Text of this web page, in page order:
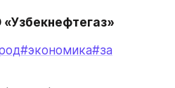
#экономика#за